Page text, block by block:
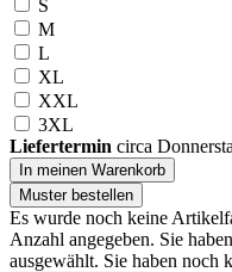
S
M
L
XL
XXL
3XL
Liefertermin circa
In meinen Warenkorb
Muster bestellen
Es wurde noch keine
Anzahl angegeben. Sie
ausgewählt. Sie haben noch